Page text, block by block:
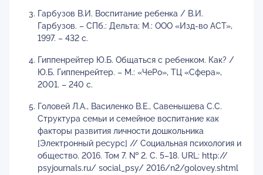
Гарбузов В.И. Воспитание ребенка / В.И.
Гарбузов. – СПб.: Дельта; М.: ООО «Изд-во АСТ»,
1997. – 432 с.
Гиппенрейтер Ю.Б. Общаться с ребенком. Как? /
Ю.Б. Гиппенрейтер. – М.: «ЧеРо», ТЦ «Сфера»,
2001. – 240 с.
Головей Л.А., Василенко В.Е., Савенышева С.С.
Структура семьи и семейное воспитание как
факторы развития личности дошкольника
[Электронный ресурс] // Социальная психология и
общество. 2016. Том 7. № 2. С. 5–18. URL: http://
psyjournals.ru/ social_psy/ 2016/n2/golovey.shtml